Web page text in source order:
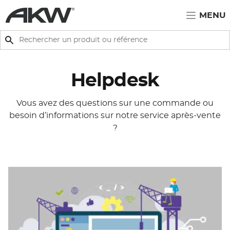
MENU
Rechercher
Rechercher
Helpdesk
Vous avez des questions sur une commande ou
besoin d’informations sur notre service après-vente
?